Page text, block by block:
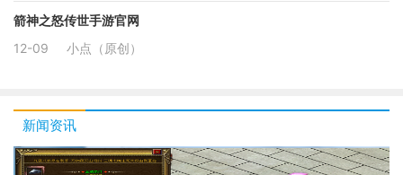
箭神之怒传世手游官网
12-09
小点（原创）
新闻资讯